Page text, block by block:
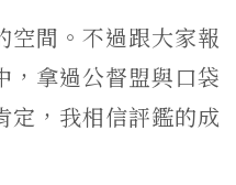
空間。不過跟大家報
，拿過公督盟與口袋
定，我相信評鑑的成